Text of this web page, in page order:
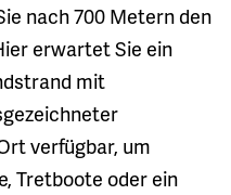
nach 700 Metern den
erwartet Sie ein
mit
verfügbar, um
Tretboote oder ein